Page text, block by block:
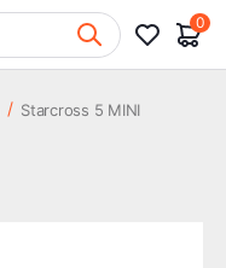
0
/ Starcross 5 MINI